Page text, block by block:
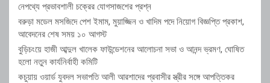
নেপথ্যে প্রভাবশালী চক্রের যোগসাজশের প্রশ্ন
বরুড়া মডেল মসজিদে পেশ ইমাম, মুয়াজ্জিন ও খাদিম পদে নিয়োগ বিজ্ঞপ্তি প্রকাশ,
আবেদনের শেষ সময় ১০ আগস্ট
বুড়িচংয়ে হাজী আব্দুল খালেক ফাউন্ডেশনের আলোচনা সভা ও আনন্দ ভ্রমণ, ঘোষিত
হলো নতুন কার্যনির্বাহী কমিটি
কচুয়ায় ওয়ার্ড যুবদল সভাপতি আলী আরশাদের প্রবাসীর স্ত্রীর সঙ্গে আপত্তিকর